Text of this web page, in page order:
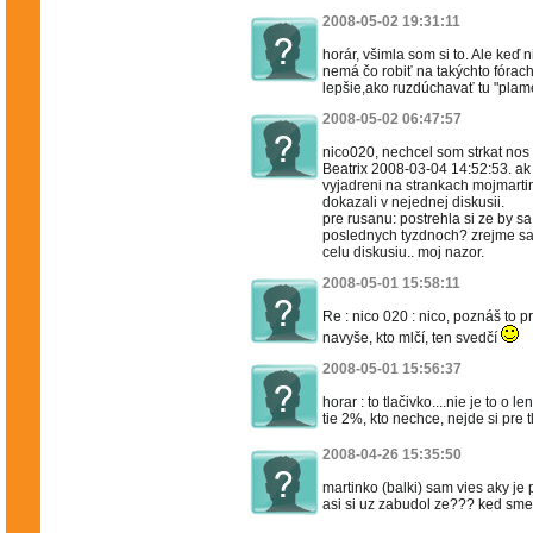
2008-05-02 19:31:11
horár, všimla som si to. Ale keď
nemá čo robiť na takýchto
lepšie,ako ruzdúchavať tu
2008-05-02 06:47:57
nico020, nechcel som strkat
Beatrix 2008-03-04 14:52:53.
vyjadreni na strankach
dokazali v nejednej diskusii.
pre rusanu: postrehla si ze by
poslednych tyzdnoch? zrejme
celu diskusiu.. moj nazor.
2008-05-01 15:58:11
Re : nico 020 : nico, poznáš to
navyše, kto mlčí, ten svedčí
2008-05-01 15:56:37
horar : to tlačivko....nie je to o
tie 2%, kto nechce, nejde si pre
2008-04-26 15:35:50
martinko (balki) sam vies aky je
asi si uz zabudol ze??? ked